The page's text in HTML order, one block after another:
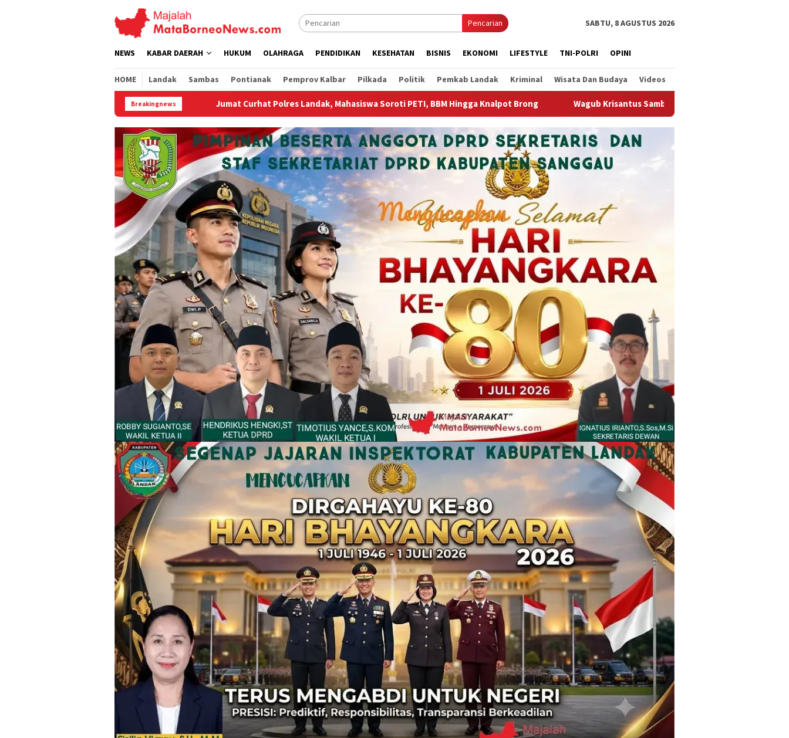
Pencarian SABTU, 8 AGUSTUS 2026
NEWS KABAR DAERAH HUKUM OLAHRAGA PENDIDIKAN KESEHATAN BISNIS EKONOMI LIFESTYLE TNI-POLRI OPINI
HOME Landak Sambas Pontianak Pemprov Kalbar Pilkada Politik Pemkab Landak Kriminal Wisata Dan Budaya Videos
Breakingnews
Jumat Curhat Polres Landak, Mahasiswa Soroti PETI, BBM Hingga Knalpot Brong Wagub Krisantus Sambut Kembali Berjalannya Ekspor Alumina, Dorong Penguatan